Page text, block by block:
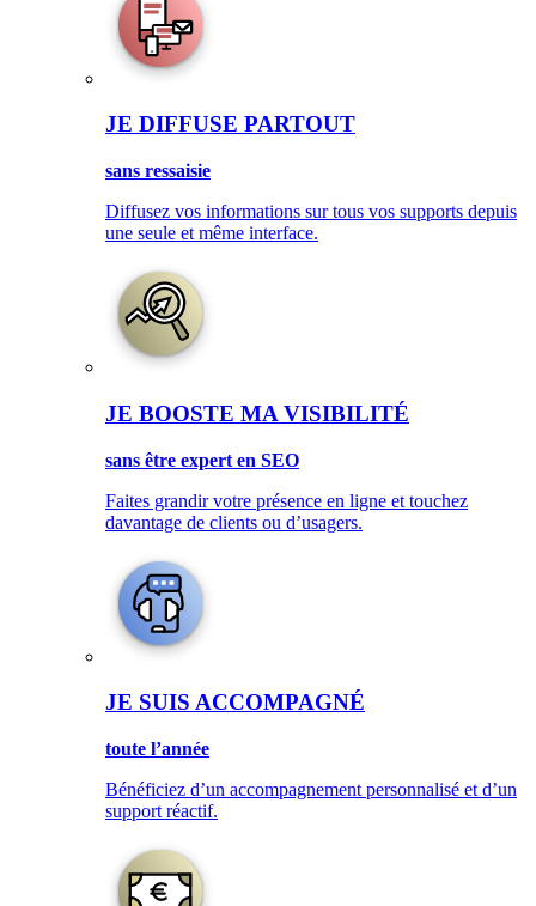
JE DIFFUSE PARTOUT
sans ressaisie
Diffusez vos informations sur tous vos supports depuis
une seule et même interface.
JE BOOSTE MA VISIBILITÉ
sans être expert en SEO
Faites grandir votre présence en ligne et touchez
davantage de clients ou d’usagers.
JE SUIS ACCOMPAGNÉ
toute l’année
Bénéficiez d’un accompagnement personnalisé et d’un
support réactif.